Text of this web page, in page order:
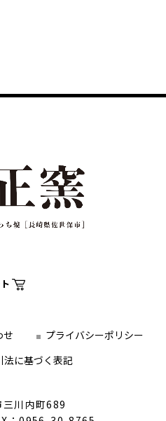
せ
プライバシーポリシー
法に基づく表記
川内町689